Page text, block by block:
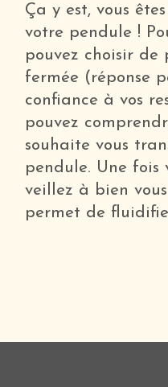
Ça y est, vous
votre pendule !
pouvez choisir de
fermée (réponse
confiance à vos
pouvez
souhaite vous
pendule. Une fois
veillez à bien
permet de